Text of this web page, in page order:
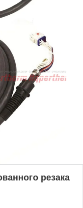
резака